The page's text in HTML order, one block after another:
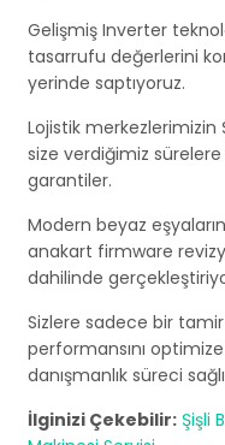
Gelişmiş Inverter
tasarrufu değerlerini
yerinde saptıyoruz.
Lojistik merkezlerimizin
size verdiğimiz
garantiler.
Modern beyaz
anakart firmware
dahilinde
Sizlere sadece bir tamir
performansını
danışmanlık süreci
İlginizi Çekebilir: Şişli